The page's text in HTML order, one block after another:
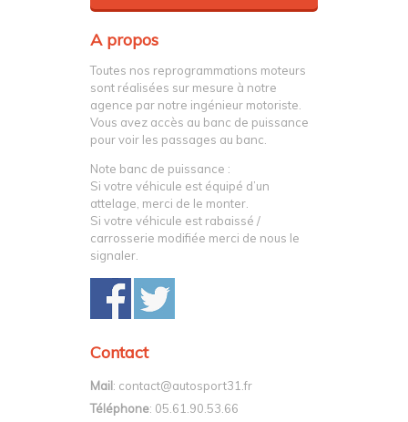
A propos
Toutes nos reprogrammations moteurs
sont réalisées sur mesure à notre
agence par notre ingénieur motoriste.
Vous avez accès au banc de puissance
pour voir les passages au banc.
Note banc de puissance :
Si votre véhicule est équipé d’un
attelage, merci de le monter.
Si votre véhicule est rabaissé /
carrosserie modifiée merci de nous le
signaler.
Contact
Mail: contact@autosport31.fr
Téléphone: 05.61.90.53.66